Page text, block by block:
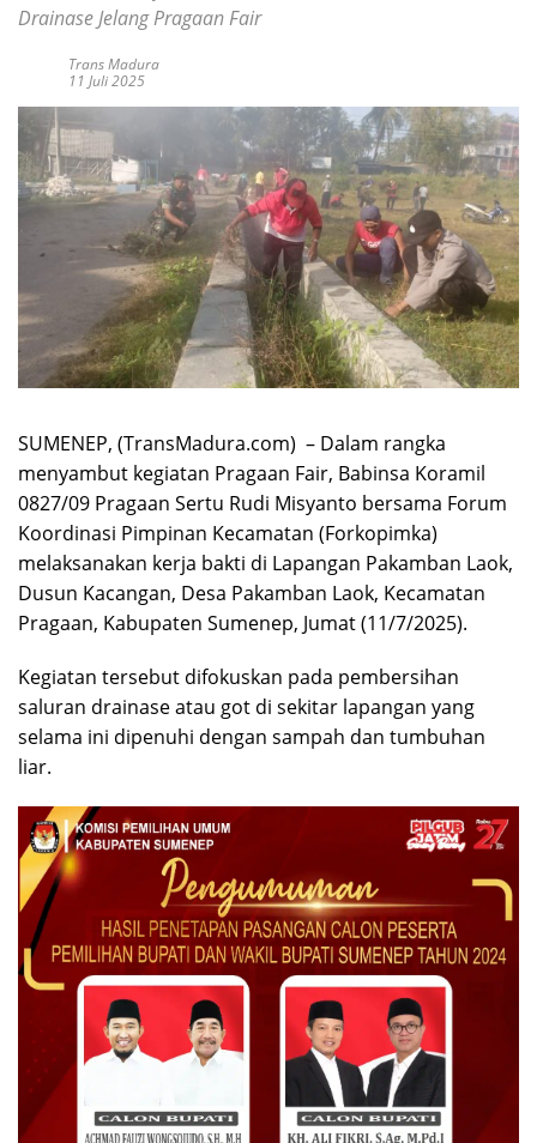
Drainase Jelang Pragaan Fair
Trans Madura
11 Juli 2025
SUMENEP, (TransMadura.com) – Dalam rangka
menyambut kegiatan Pragaan Fair, Babinsa Koramil
0827/09 Pragaan Sertu Rudi Misyanto bersama Forum
Koordinasi Pimpinan Kecamatan (Forkopimka)
melaksanakan kerja bakti di Lapangan Pakamban Laok,
Dusun Kacangan, Desa Pakamban Laok, Kecamatan
Pragaan, Kabupaten Sumenep, Jumat (11/7/2025).
Kegiatan tersebut difokuskan pada pembersihan
saluran drainase atau got di sekitar lapangan yang
selama ini dipenuhi dengan sampah dan tumbuhan
liar.